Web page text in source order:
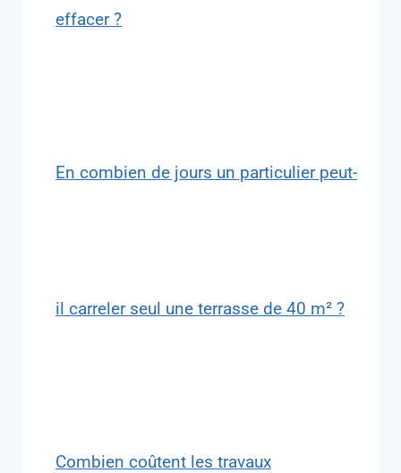
effacer ?
En combien de jours un particulier peut-
il carreler seul une terrasse de 40 m² ?
Combien coûtent les travaux